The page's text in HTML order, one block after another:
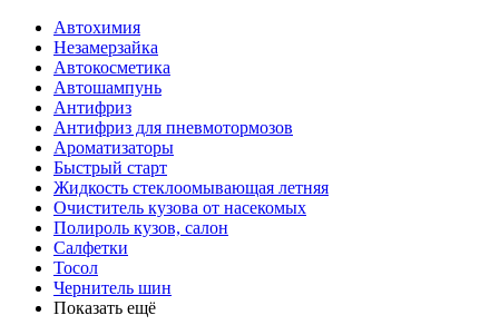
Автохимия
Незамерзайка
Автокосметика
Автошампунь
Антифриз
Антифриз для пневмотормозов
Ароматизаторы
Быстрый старт
Жидкость стеклоомывающая летняя
Очиститель кузова от насекомых
Полироль кузов, салон
Салфетки
Тосол
Чернитель шин
Показать ещё